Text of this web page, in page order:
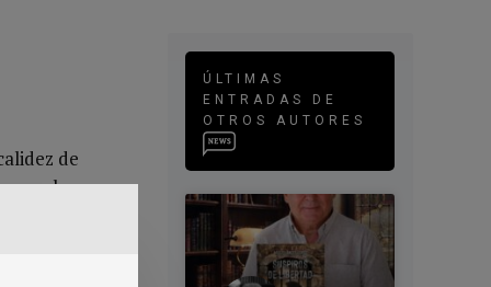
de
con el
ÚLTIMAS
ENTRADAS DE
OTROS AUTORES